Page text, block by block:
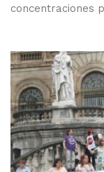
concentraciones